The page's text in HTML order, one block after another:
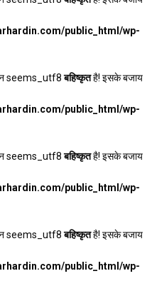
public_html/wp-
seems_utf8बहिष्कृतहै! इसके बजाय
public_html/wp-
seems_utf8बहिष्कृतहै! इसके बजाय
public_html/wp-
seems_utf8बहिष्कृतहै! इसके बजाय
public_html/wp-